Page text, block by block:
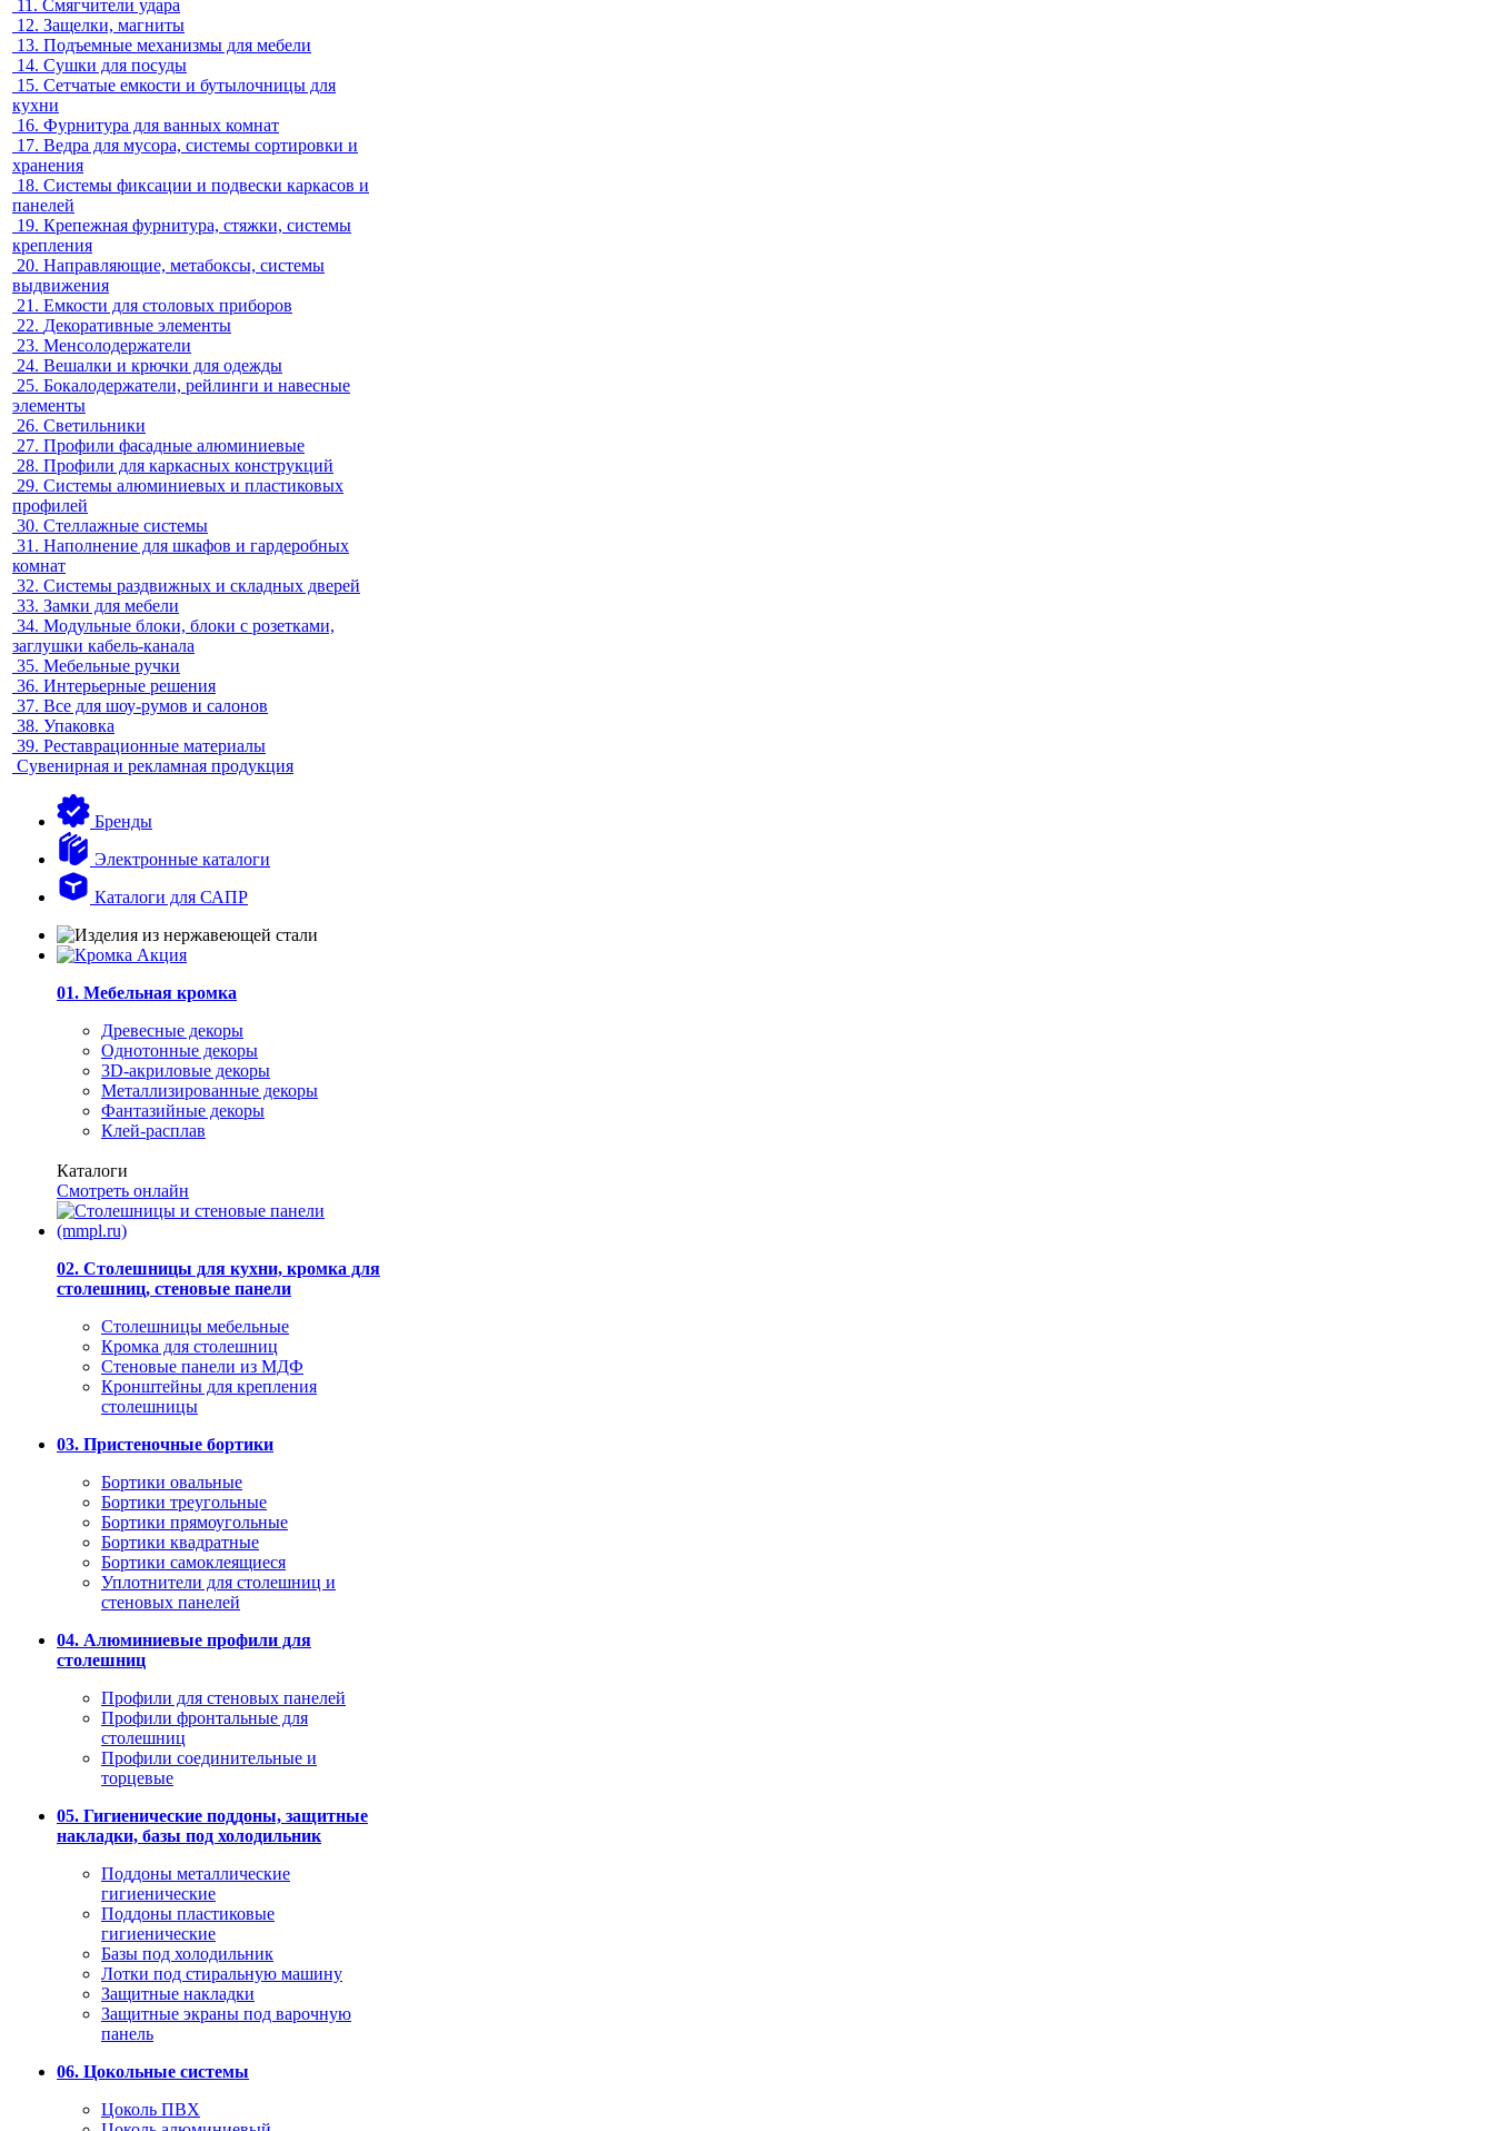
11. Смягчители удара
12. Защелки, магниты
13. Подъемные механизмы для мебели
14. Сушки для посуды
15. Сетчатые емкости и бутылочницы для
кухни
16. Фурнитура для ванных комнат
17. Ведра для мусора, системы сортировки и
хранения
18. Системы фиксации и подвески каркасов и
панелей
19. Крепежная фурнитура, стяжки, системы
крепления
20. Направляющие, метабоксы, системы
выдвижения
21. Емкости для столовых приборов
22. Декоративные элементы
23. Менсолодержатели
24. Вешалки и крючки для одежды
25. Бокалодержатели, рейлинги и навесные
элементы
26. Светильники
27. Профили фасадные алюминиевые
28. Профили для каркасных конструкций
29. Системы алюминиевых и пластиковых
профилей
30. Стеллажные системы
31. Наполнение для шкафов и гардеробных
комнат
32. Системы раздвижных и складных дверей
33. Замки для мебели
34. Модульные блоки, блоки с розетками,
заглушки кабель-канала
35. Мебельные ручки
36. Интерьерные решения
37. Все для шоу-румов и салонов
38. Упаковка
39. Реставрационные материалы
Сувенирная и рекламная продукция
Бренды
Электронные каталоги
Каталоги для САПР
01. Мебельная кромка
Древесные декоры
Однотонные декоры
3D-акриловые декоры
Металлизированные декоры
Фантазийные декоры
Клей-расплав
Каталоги
Смотреть онлайн
02. Столешницы для кухни, кромка для
столешниц, стеновые панели
Столешницы мебельные
Кромка для столешниц
Стеновые панели из МДФ
Кронштейны для крепления
столешницы
03. Пристеночные бортики
Бортики овальные
Бортики треугольные
Бортики прямоугольные
Бортики квадратные
Бортики самоклеящиеся
Уплотнители для столешниц и
стеновых панелей
04. Алюминиевые профили для
столешниц
Профили для стеновых панелей
Профили фронтальные для
столешниц
Профили соединительные и
торцевые
05. Гигиенические поддоны, защитные
накладки, базы под холодильник
Поддоны металлические
гигиенические
Поддоны пластиковые
гигиенические
Базы под холодильник
Лотки под стиральную машину
Защитные накладки
Защитные экраны под варочную
панель
06. Цокольные системы
Цоколь ПВХ